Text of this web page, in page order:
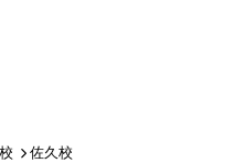
佐久校